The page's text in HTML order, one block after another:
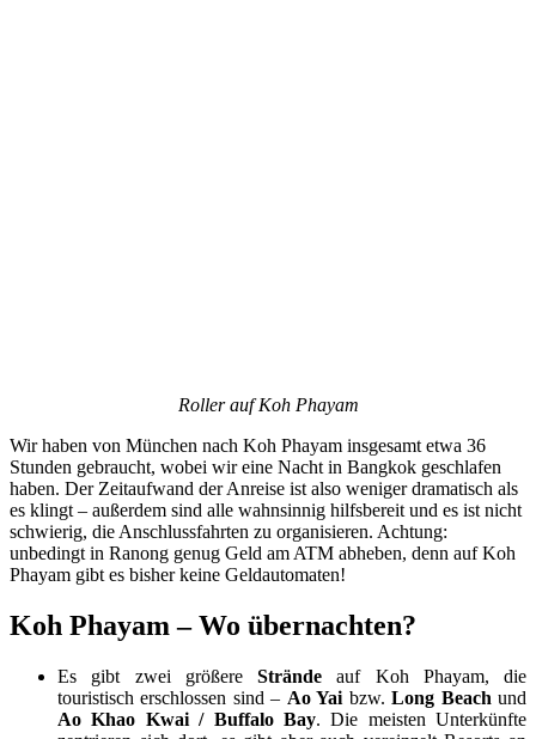
Roller auf Koh Phayam
Wir haben von München nach Koh Phayam insgesamt etwa 36
Stunden gebraucht, wobei wir eine Nacht in Bangkok geschlafen
haben. Der Zeitaufwand der Anreise ist also weniger dramatisch als
es klingt – außerdem sind alle wahnsinnig hilfsbereit und es ist nicht
schwierig, die Anschlussfahrten zu organisieren. Achtung:
unbedingt in Ranong genug Geld am ATM abheben, denn auf Koh
Phayam gibt es bisher keine Geldautomaten!
Koh Phayam – Wo übernachten?
Es gibt zwei größere Strändeauf Koh Phayam, die
touristisch erschlossen sind – Ao Yai bzw. Long Beach und
Ao Khao Kwai / Buffalo Bay. Die meisten Unterkünfte